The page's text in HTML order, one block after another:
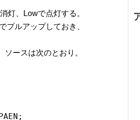
灯、Lowで点灯する。
プルアップしておき、
ースは次のとおり。